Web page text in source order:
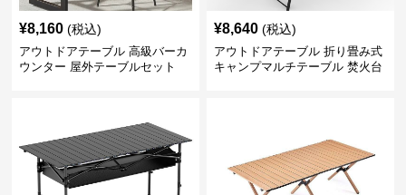
¥8,160 (税込)
アウトドアテーブル 高級バーカ
ウンター 屋外テーブルセット
¥8,640 (税込)
アウトドアテーブル 折り畳み式
キャンプマルチテーブル 焚火台